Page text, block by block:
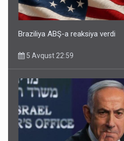
Braziliya ABŞ-a reaksiya verdi
5 Avqust 22:59